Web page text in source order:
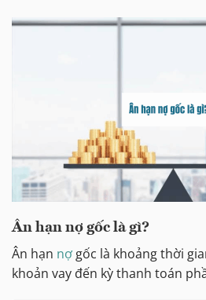
Ân hạn nợ gốc là gì?
Ân hạn nợ gốc là khoảng thời
khoản vay đến kỳ thanh toán